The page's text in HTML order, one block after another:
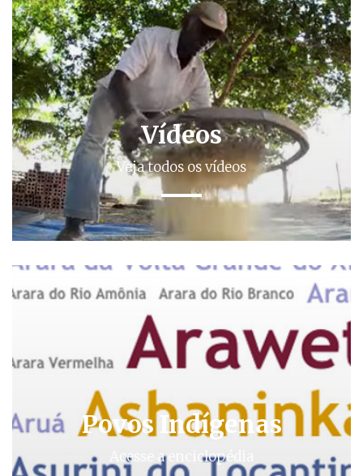
Vídeos
Veja todos os vídeos
Povos Indígenas
Acesse a enciclopédia